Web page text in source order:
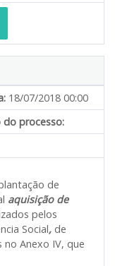
18/07/2018 00:00
do processo:
de
aquisição de
pelos
Social, de
Anexo IV, que